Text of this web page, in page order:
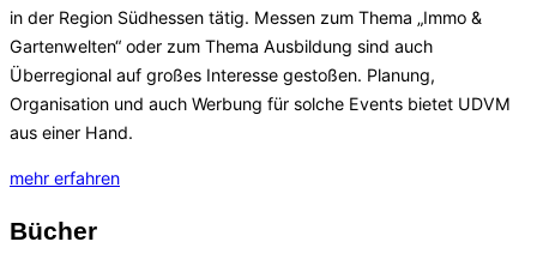
in der Region Südhessen tätig. Messen zum Thema „Immo &
Gartenwelten“ oder zum Thema Ausbildung sind auch
Überregional auf großes Interesse gestoßen. Planung,
Organisation und auch Werbung für solche Events bietet UDVM
aus einer Hand.
mehr erfahren
Bücher